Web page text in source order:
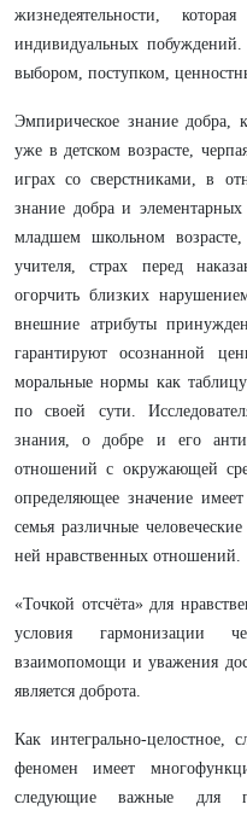
жизнедеятельности,
индивидуальных
выбором, поступком,
Эмпирическое знание добра,
уже в детском возрасте,
играх со сверстниками, в
знание добра и
младшем школьном во­зрасте,
учителя, страх перед
огорчить близких
внешние атрибуты
гарантируют осознанной
моральные нормы как
по сво­ей сути.
знания, о добре и его
отношений с окружающей
определяющее значение
семья различные
ней нравственных отношений.
«Точкой отсчёта» для
условия гармонизации
взаимопомощи и уважения
является доброта.
Как интегрально-целостное,
феномен имеет
следующие важные для